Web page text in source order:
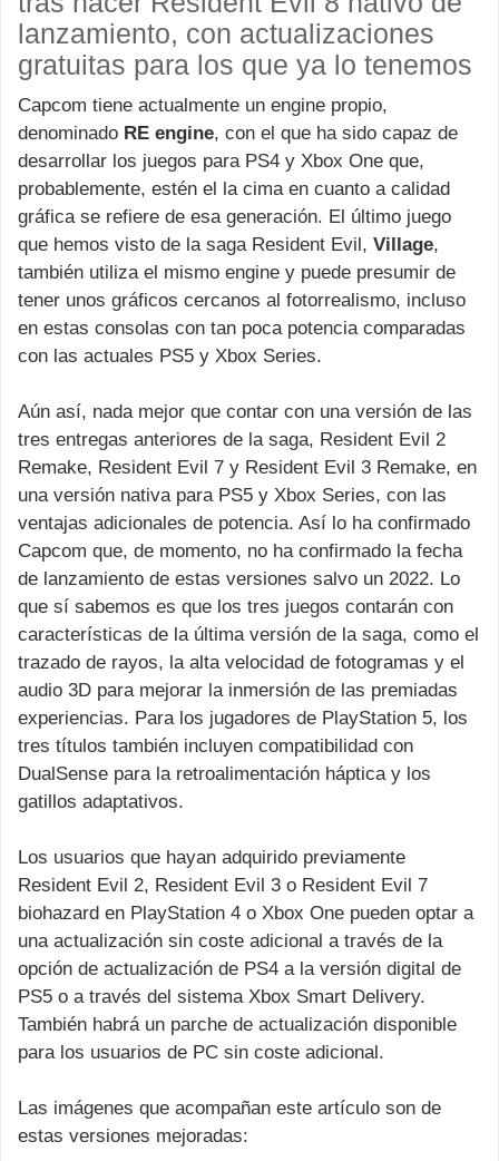
lanzamiento, con actualizaciones
gratuitas para los que ya lo tenemos
Capcom tiene actualmente un engine propio,
denominado RE engine, con el que ha sido capaz de
desarrollar los juegos para PS4 y Xbox One que,
probablemente, estén el la cima en cuanto a calidad
gráfica se refiere de esa generación. El último juego
que hemos visto de la saga Resident Evil, Village,
también utiliza el mismo engine y puede presumir de
tener unos gráficos cercanos al fotorrealismo, incluso
en estas consolas con tan poca potencia comparadas
con las actuales PS5 y Xbox Series.
Aún así, nada mejor que contar con una versión de las
tres entregas anteriores de la saga, Resident Evil 2
Remake, Resident Evil 7 y Resident Evil 3 Remake, en
una versión nativa para PS5 y Xbox Series, con las
ventajas adicionales de potencia. Así lo ha confirmado
Capcom que, de momento, no ha confirmado la fecha
de lanzamiento de estas versiones salvo un 2022. Lo
que sí sabemos es que los tres juegos contarán con
características de la última versión de la saga, como el
trazado de rayos, la alta velocidad de fotogramas y el
audio 3D para mejorar la inmersión de las premiadas
experiencias. Para los jugadores de PlayStation 5, los
tres títulos también incluyen compatibilidad con
DualSense para la retroalimentación háptica y los
gatillos adaptativos.
Los usuarios que hayan adquirido previamente
Resident Evil 2, Resident Evil 3 o Resident Evil 7
biohazard en PlayStation 4 o Xbox One pueden optar a
una actualización sin coste adicional a través de la
opción de actualización de PS4 a la versión digital de
PS5 o a través del sistema Xbox Smart Delivery.
También habrá un parche de actualización disponible
para los usuarios de PC sin coste adicional.
Las imágenes que acompañan este artículo son de
estas versiones mejoradas: